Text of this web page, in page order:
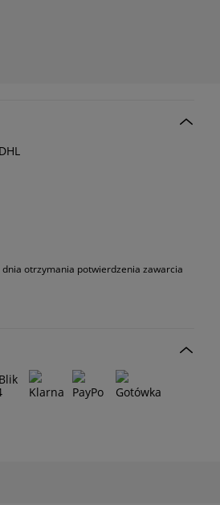
otrzymania potwierdzenia zawarcia